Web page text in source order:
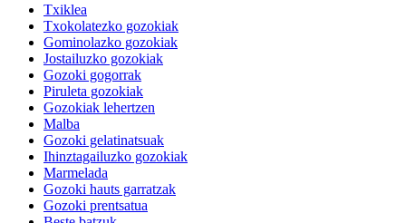
Txiklea
Txokolatezko gozokiak
Gominolazko gozokiak
Jostailuzko gozokiak
Gozoki gogorrak
Piruleta gozokiak
Gozokiak lehertzen
Malba
Gozoki gelatinatsuak
Ihinztagailuzko gozokiak
Marmelada
Gozoki hauts garratzak
Gozoki prentsatua